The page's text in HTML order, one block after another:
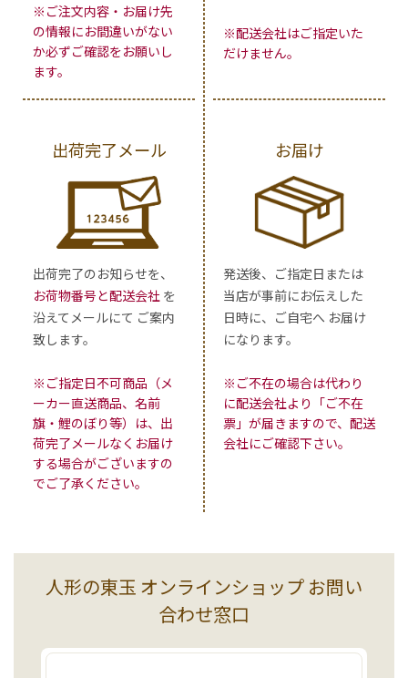
※ご注文内容・お届け先
の情報にお間違いがない
か必ずご確認をお願いし
ます。
※配送会社はご指定いた
だけません。
出荷完了メール
出荷完了のお知らせを、
お荷物番号と配送会社 を
沿えてメールにて ご案内
致します。
※ご指定日不可商品（メ
ーカー直送商品、名前
旗・鯉のぼり等）は、出
荷完了メールなくお届け
する場合がございますの
でご了承ください。
お届け
発送後、ご指定日または
当店が事前にお伝えした
日時に、ご自宅へ お届け
になります。
※ご不在の場合は代わり
に配送会社より「ご不在
票」が届きますので、配送
会社にご確認下さい。
人形の東玉 オンラインショップ お問い
合わせ窓口